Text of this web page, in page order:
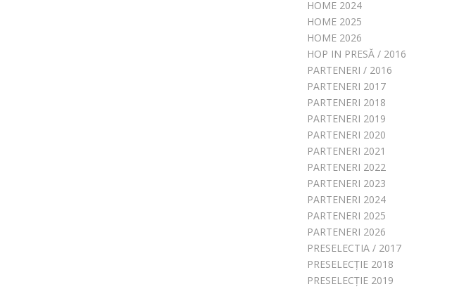
HOME 2024
HOME 2025
HOME 2026
HOP IN PRESĂ / 2016
PARTENERI / 2016
PARTENERI 2017
PARTENERI 2018
PARTENERI 2019
PARTENERI 2020
PARTENERI 2021
PARTENERI 2022
PARTENERI 2023
PARTENERI 2024
PARTENERI 2025
PARTENERI 2026
PRESELECTIA / 2017
PRESELECȚIE 2018
PRESELECȚIE 2019